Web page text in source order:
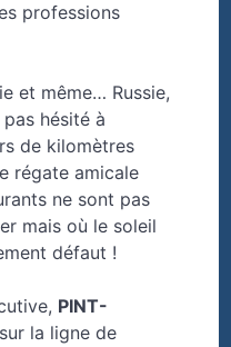
professions
et même… Russie,
hésité à
de kilomètres
régate amicale
ne sont pas
mais où le soleil
défaut !
PINT-
la ligne de